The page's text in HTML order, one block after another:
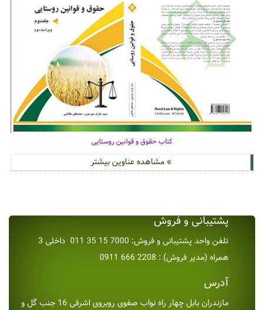
کتاب حقوق و قوانین روستایی
» مشاهده عناوین بیشتر
پشتیبانی و فروش
تلفن واحد پشتیبانی و فروش: 7000 15 35 011 داخلی 3
همراه (مدیر فروش) : 2208 666 0911
آدرس
مازندران بابل چهار راه نواب صفوی روبروی اشرفی 16 جنب گل و